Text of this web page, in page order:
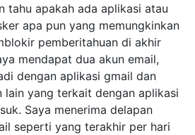
tahu apakah ada aplikasi atau
apa pun yang memungkinkan
pemberitahuan di akhir
mendapat dua akun email,
dengan aplikasi gmail dan
lain yang terkait dengan aplikasi
Saya menerima delapan
seperti yang terakhir per hari